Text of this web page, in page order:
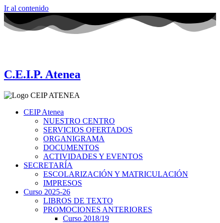
Ir al contenido
C.E.I.P. Atenea
CEIP Atenea
NUESTRO CENTRO
SERVICIOS OFERTADOS
ORGANIGRAMA
DOCUMENTOS
ACTIVIDADES Y EVENTOS
SECRETARÍA
ESCOLARIZACIÓN Y MATRICULACIÓN
IMPRESOS
Curso 2025-26
LIBROS DE TEXTO
PROMOCIONES ANTERIORES
Curso 2018/19